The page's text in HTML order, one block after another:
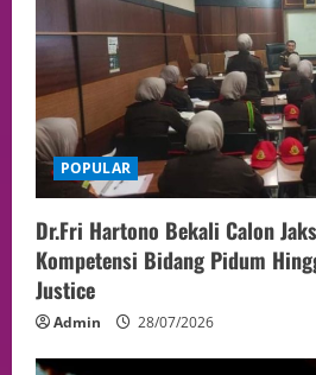
POPULAR
Dr.Fri Hartono Bekali Calon
Kompetensi Bidang Pidum
Justice
Admin 28/07/2026